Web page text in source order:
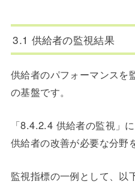
3.1 供給者の監視結果
供給者のパフォーマンスを
の基盤です。
「8.4.2.4 供給者の監視」
供給者の改善が必要な分野
監視指標の一例として、以